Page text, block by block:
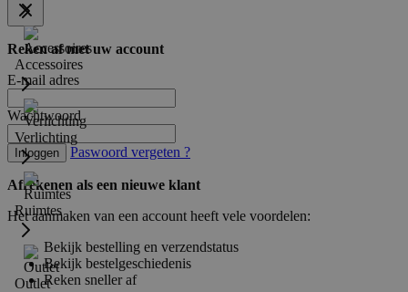
Accessoires
Verlichting
Ruimtes
Outlet
Reken af met uw account
E-mail adres
Wachtwoord
Inloggen Paswoord vergeten ?
Afrekenen als een nieuwe klant
Het aanmaken van een account heeft vele voordelen:
Bekijk bestelling en verzendstatus
Bekijk bestelgeschiedenis
Reken sneller af